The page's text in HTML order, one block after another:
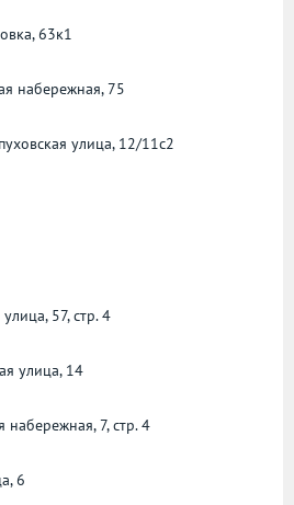
63к1
набережная, 75
улица, 12/11с2
57, стр. 4
улица, 14
набережная, 7, стр. 4
6